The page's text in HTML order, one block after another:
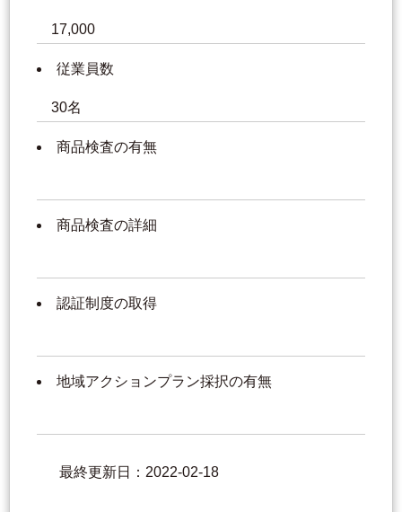
17,000
従業員数
30名
商品検査の有無
商品検査の詳細
認証制度の取得
地域アクションプラン採択の有無
最終更新日：2022-02-18